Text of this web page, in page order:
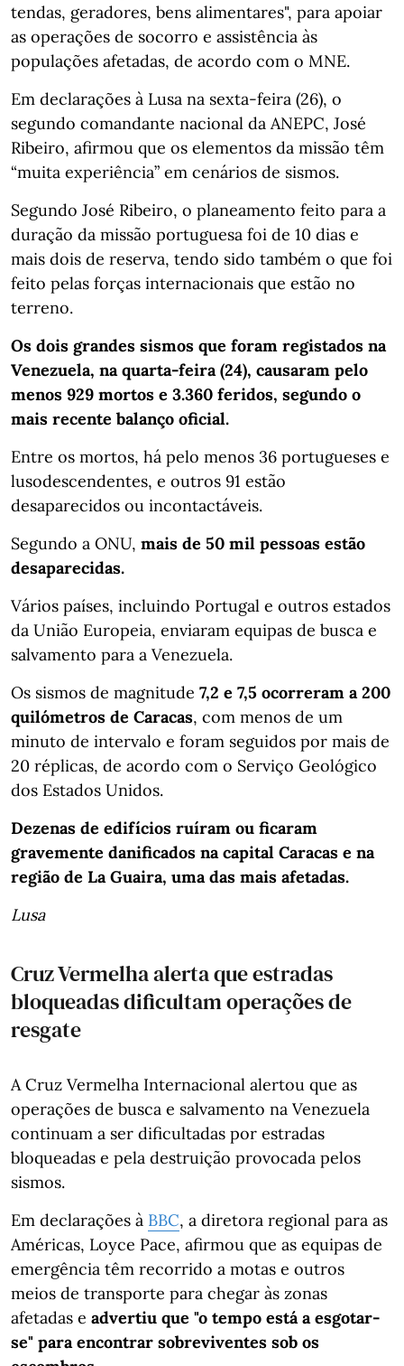
tendas, geradores, bens alimentares", para apoiar
as operações de socorro e assistência às
populações afetadas, de acordo com o MNE.
Em declarações à Lusa na sexta-feira (26), o
segundo comandante nacional da ANEPC, José
Ribeiro, afirmou que os elementos da missão têm
“muita experiência” em cenários de sismos.
Segundo José Ribeiro, o planeamento feito para a
duração da missão portuguesa foi de 10 dias e
mais dois de reserva, tendo sido também o que foi
feito pelas forças internacionais que estão no
terreno.
Os dois grandes sismos que foram registados na
Venezuela, na quarta-feira (24), causaram pelo
menos 929 mortos e 3.360 feridos, segundo o
mais recente balanço oficial.
Entre os mortos, há pelo menos 36 portugueses e
lusodescendentes, e outros 91 estão
desaparecidos ou incontactáveis.
Segundo a ONU, mais de 50 mil pessoas estão
desaparecidas.
Vários países, incluindo Portugal e outros estados
da União Europeia, enviaram equipas de busca e
salvamento para a Venezuela.
Os sismos de magnitude 7,2 e 7,5 ocorreram a 200
quilómetros de Caracas, com menos de um
minuto de intervalo e foram seguidos por mais de
20 réplicas, de acordo com o Serviço Geológico
dos Estados Unidos.
Dezenas de edifícios ruíram ou ficaram
gravemente danificados na capital Caracas e na
região de La Guaira, uma das mais afetadas.
Lusa
Cruz Vermelha alerta que estradas
bloqueadas dificultam operações de
resgate
A Cruz Vermelha Internacional alertou que as
operações de busca e salvamento na Venezuela
continuam a ser dificultadas por estradas
bloqueadas e pela destruição provocada pelos
sismos.
Em declarações à BBC, a diretora regional para as
Américas, Loyce Pace, afirmou que as equipas de
emergência têm recorrido a motas e outros
meios de transporte para chegar às zonas
afetadas e advertiu que "o tempo está a esgotar-
se" para encontrar sobreviventes sob os